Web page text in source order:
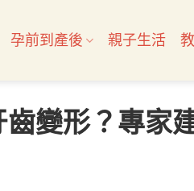
孕前到產後 親子生活
變形？專家